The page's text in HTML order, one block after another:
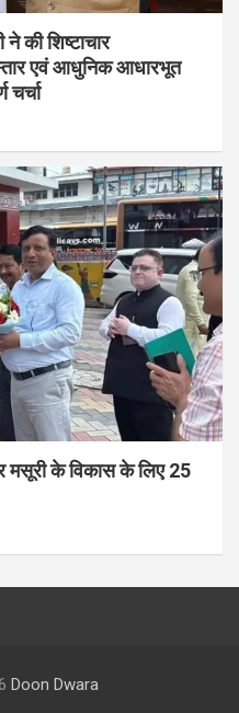
की शिष्टाचार
एवं आधुनिक आधारभूत
चर्चा
मसूरी के विकास के लिए 25
Doon Dwara